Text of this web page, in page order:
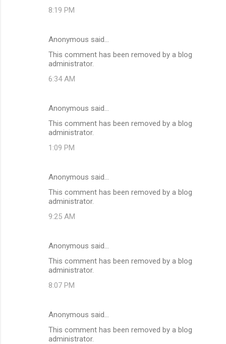
8:19 PM
Anonymous said…
This comment has been removed by a blog
administrator.
6:34 AM
Anonymous said…
This comment has been removed by a blog
administrator.
1:09 PM
Anonymous said…
This comment has been removed by a blog
administrator.
9:25 AM
Anonymous said…
This comment has been removed by a blog
administrator.
8:07 PM
Anonymous said…
This comment has been removed by a blog
administrator.